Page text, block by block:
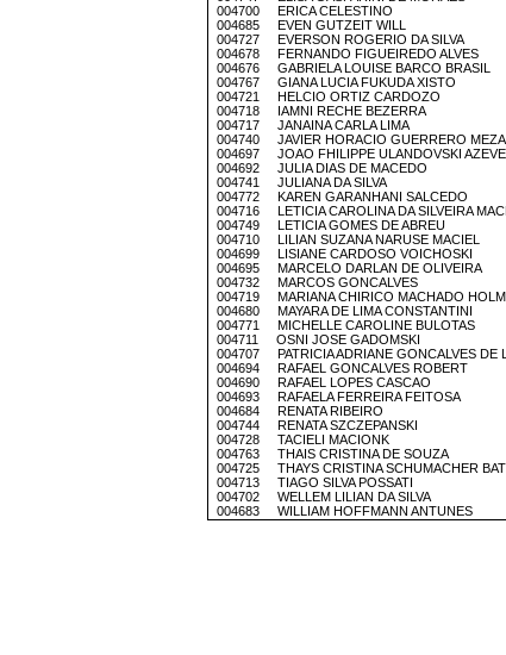
004700 ERICA CELESTINO
004685 EVEN GUTZEIT WILL
004727 EVERSON ROGERIO DA SILVA
004678 FERNANDO FIGUEIREDO ALVES
004676 GABRIELA LOUISE BARCO BRASIL
004767 GIANA LUCIA FUKUDA XISTO
004721 HELCIO ORTIZ CARDOZO
004718 IAMNI RECHE BEZERRA
004717 JANAINA CARLA LIMA
004740 JAVIER HORACIO GUERRERO MEZA
004697 JOAO FHILIPPE ULANDOVSKI
004692 JULIA DIAS DE MACEDO
004741 JULIANA DA SILVA
004772 KAREN GARANHANI SALCEDO
004716 LETICIA CAROLINA DA SILVEIRA
004749 LETICIA GOMES DE ABREU
004710 LILIAN SUZANA NARUSE MACIEL
004699 LISIANE CARDOSO VOICHOSKI
004695 MARCELO DARLAN DE OLIVEIRA
004732 MARCOS GONCALVES
004719 MARIANA CHIRICO MACHADO
004680 MAYARA DE LIMA CONSTANTINI
004771 MICHELLE CAROLINE BULOTAS
004711 OSNI JOSE GADOMSKI
004707 PATRICIA ADRIANE GONCALVES DE
004694 RAFAEL GONCALVES ROBERT
004690 RAFAEL LOPES CASCAO
004693 RAFAELA FERREIRA FEITOSA
004684 RENATA RIBEIRO
004744 RENATA SZCZEPANSKI
004728 TACIELI MACIONK
004763 THAIS CRISTINA DE SOUZA
004725 THAYS CRISTINA SCHUMACHER
004713 TIAGO SILVA POSSATI
004702 WELLEM LILIAN DA SILVA
004683 WILLIAM HOFFMANN ANTUNES